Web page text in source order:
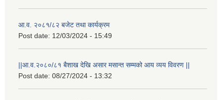
आ.व. २०८१/८२ बजेट तथा कार्यक्रम
Post date: 12/03/2024 - 15:49
||आ.व.२०८०/८१ बैशाख देखि असार मसान्त सम्मको आय व्यय विवरण ||
Post date: 08/27/2024 - 13:32